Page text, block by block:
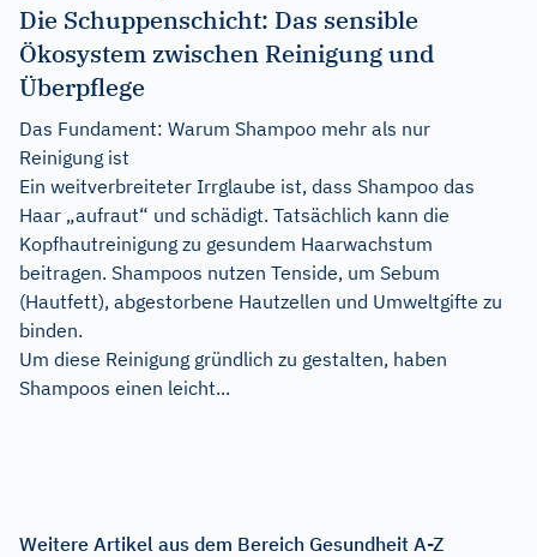
Die Schuppenschicht: Das sensible
Ökosystem zwischen Reinigung und
Überpflege
Das Fundament: Warum Shampoo mehr als nur
Reinigung ist
Ein weitverbreiteter Irrglaube ist, dass Shampoo das
Haar „aufraut“ und schädigt. Tatsächlich kann die
Kopfhautreinigung zu gesundem Haarwachstum
beitragen. Shampoos nutzen Tenside, um Sebum
(Hautfett), abgestorbene Hautzellen und Umweltgifte zu
binden.
Um diese Reinigung gründlich zu gestalten, haben
Shampoos einen leicht...
Weitere Artikel aus dem Bereich Gesundheit A-Z